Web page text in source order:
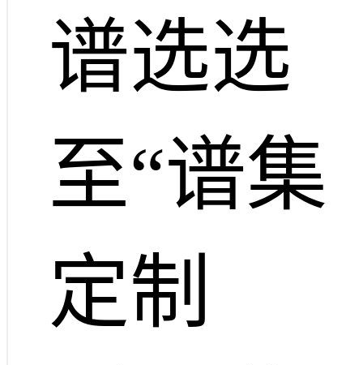
谱选选
至“谱集
定制